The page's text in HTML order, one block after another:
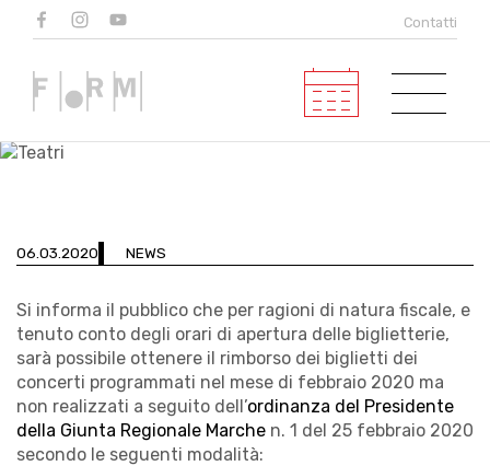
Contatti
Rimborso biglietti
concerti febbraio 2020
06.03.2020 NEWS
Si informa il pubblico che per ragioni di natura fiscale, e
tenuto conto degli orari di apertura delle biglietterie,
sarà possibile ottenere il rimborso dei biglietti dei
concerti programmati nel mese di febbraio 2020 ma
non realizzati a seguito dell’ordinanza del Presidente
della Giunta Regionale Marche n. 1 del 25 febbraio 2020
secondo le seguenti modalità: